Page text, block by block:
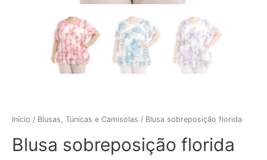
Início / Blusas, Túnicas e Camisolas / Blusa sobreposição florida
Blusa sobreposição florida